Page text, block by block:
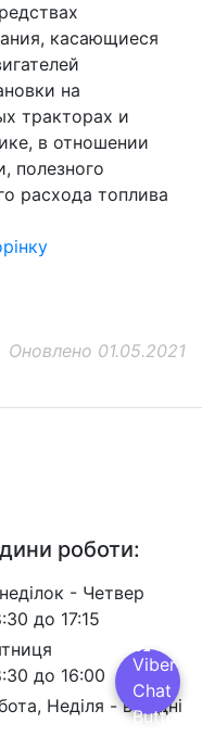
касающиеся
на
тракторах и
в отношении
полезного
расхода топлива
Оновлено 01.05.2021
роботи:
- Четвер
до 17:15
до 16:00
Неділя - вихідні